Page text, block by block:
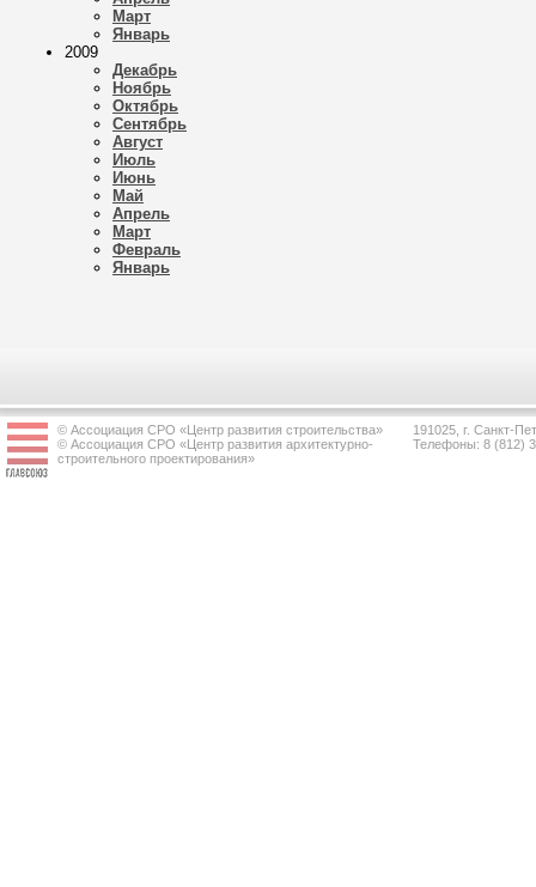
Март
Январь
2009
Декабрь
Ноябрь
Октябрь
Сентябрь
Август
Июль
Июнь
Май
Апрель
Март
Февраль
Январь
© Ассоциация СРО «Центр развития строительства»
© Ассоциация СРО «Центр развития архитектурно-
строительного проектирования»
191025, г. Санкт-
Телефоны: 8 (812)